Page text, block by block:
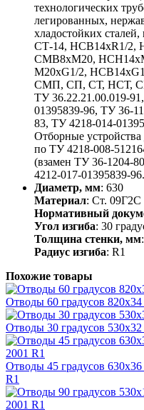
технологических
легированных,
хладостойких
СТ-14, НСВ14хR1/2,
СМВ8хМ20,
М20хG1/2,
СМП, СП, СТ, НСТ,
ТУ 36.22.21.00.019-
01395839-96, ТУ 36-
83, ТУ 4218-014-
Отборные устройства
по ТУ 4218-008-
(взамен ТУ 36-1204-
4212-017-01395839-96.
Диаметр, мм: 630
Материал: Ст. 09Г2С
Нормативный
Угол изгиба: 30
Толщина стенки, мм
Радиус изгиба: R1
Похожие товары
Отводы 60 градусов
Отводы 30 градусов
Отводы 45 градусов
R1